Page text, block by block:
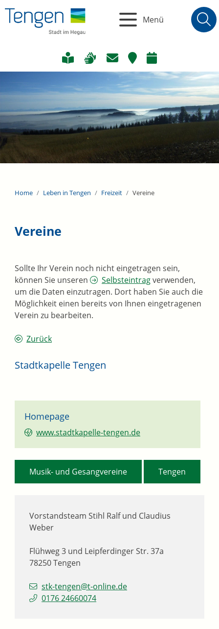
Menü
Home Leben in Tengen Freizeit Vereine
Vereine
Sollte Ihr Verein noch nicht eingetragen sein,
können Sie unseren
Selbsteintragverwenden,
um die Daten einzutragen. Dort haben Sie auch die
Möglichkeit einen bereits von Ihnen eingetragenen
Verein zu bearbeiten.
Zurück
Stadtkapelle Tengen
Homepage
www.stadtkapelle-tengen.de
Vorstandsteam Stihl Ralf und Claudius
Weber
Flühweg 3 und Leipferdinger Str. 37a
78250Tengen
stk-tengen@t-online.de
0176 24660074
Musik- und Gesangvereine Tengen